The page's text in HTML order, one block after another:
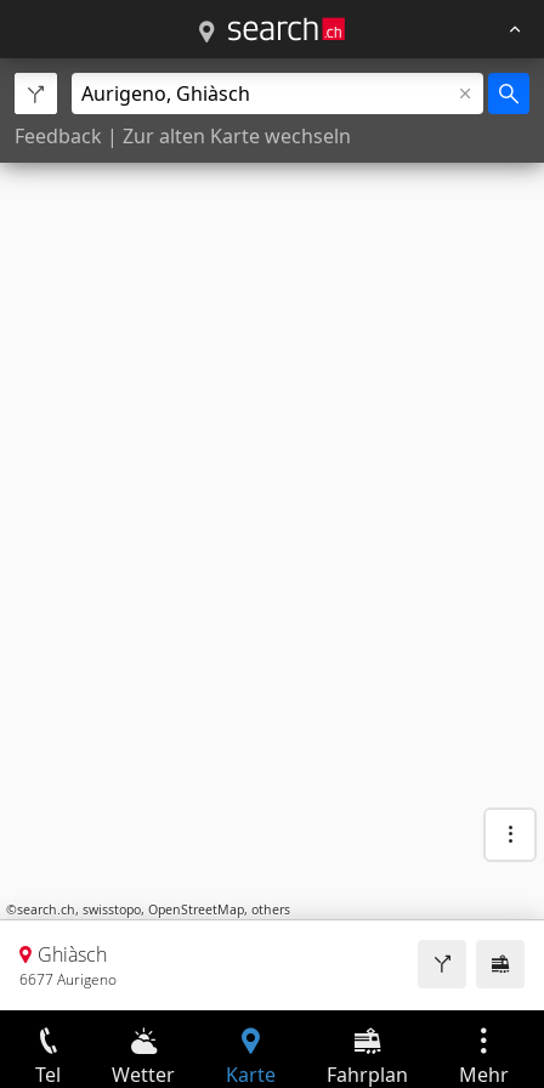
Feedback | Zur alten Karte wechseln
©search.ch, swisstopo, OpenStreetMap, others
Ghiàsch
6677 Aurigeno
Tel Wetter Karte Fahrplan Mehr